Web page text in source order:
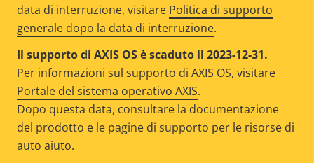
data di interruzione, visitare Politica di supporto
generale dopo la data di interruzione.
Il supporto di AXIS OS è scaduto il 2023-12-31.
Per informazioni sul supporto di AXIS OS, visitare
Portale del sistema operativo AXIS.
Dopo questa data, consultare la documentazione
del prodotto e le pagine di supporto per le risorse di
auto aiuto.